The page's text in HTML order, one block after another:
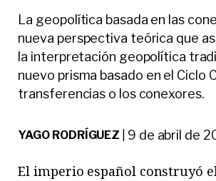
La geopolítica basada en las
nueva perspectiva teórica que
la interpretación geopolítica
nuevo prisma basado en el Ciclo
transferencias o los conexores.
YAGO RODRÍGUEZ 9 de abril de
El imperio español construyó